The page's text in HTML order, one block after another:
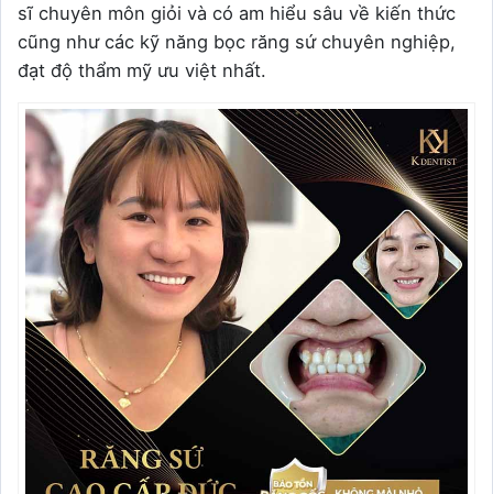
sĩ chuyên môn giỏi và có am hiểu sâu về kiến thức
cũng như các kỹ năng bọc răng sứ chuyên nghiệp,
đạt độ thẩm mỹ ưu việt nhất.